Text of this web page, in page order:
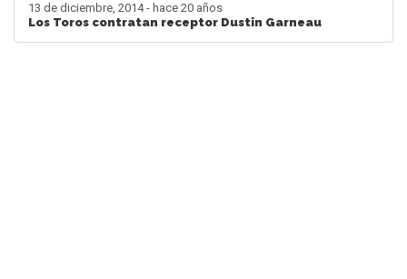
13 de diciembre, 2014 - hace 20 años
Los Toros contratan receptor Dustin Garneau